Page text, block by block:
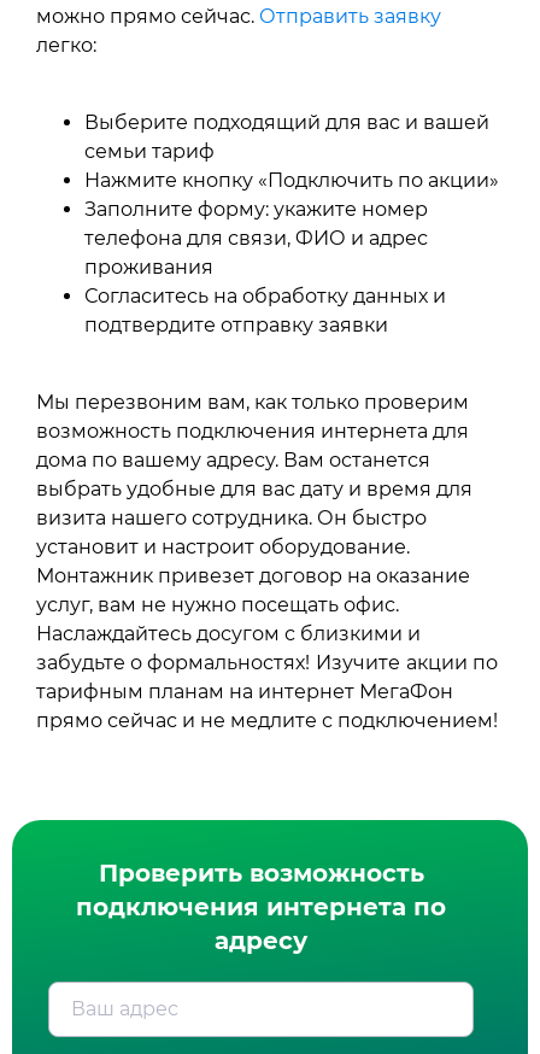
можно прямо сейчас. Отправить заявку
легко:
Выберите подходящий для вас и вашей
семьи тариф
Нажмите кнопку «Подключить по акции»
Заполните форму: укажите номер
телефона для связи, ФИО и адрес
проживания
Согласитесь на обработку данных и
подтвердите отправку заявки
Мы перезвоним вам, как только проверим
возможность подключения интернета для
дома по вашему адресу. Вам останется
выбрать удобные для вас дату и время для
визита нашего сотрудника. Он быстро
установит и настроит оборудование.
Монтажник привезет договор на оказание
услуг, вам не нужно посещать офис.
Наслаждайтесь досугом с близкими и
забудьте о формальностях! Изучите акции по
тарифным планам на интернет МегаФон
прямо сейчас и не медлите с подключением!
Проверить возможность
подключения интернета по
адресу
Ваш адрес